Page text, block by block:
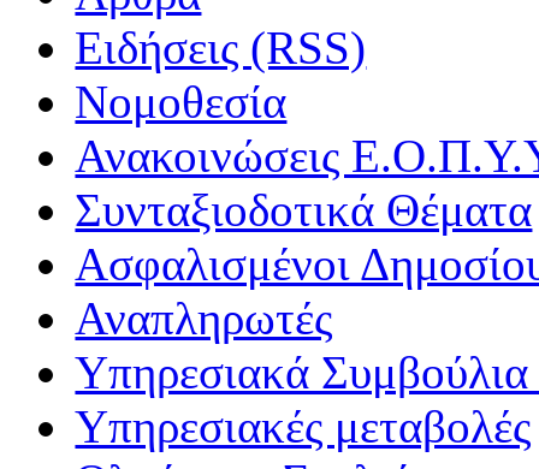
Ειδήσεις (RSS)
Νομοθεσία
Ανακοινώσεις
Συνταξιοδοτικά Θέματα
Ασφαλισμένοι
Αναπληρωτές
Υπηρεσιακά
Υπηρεσιακές μεταβολές